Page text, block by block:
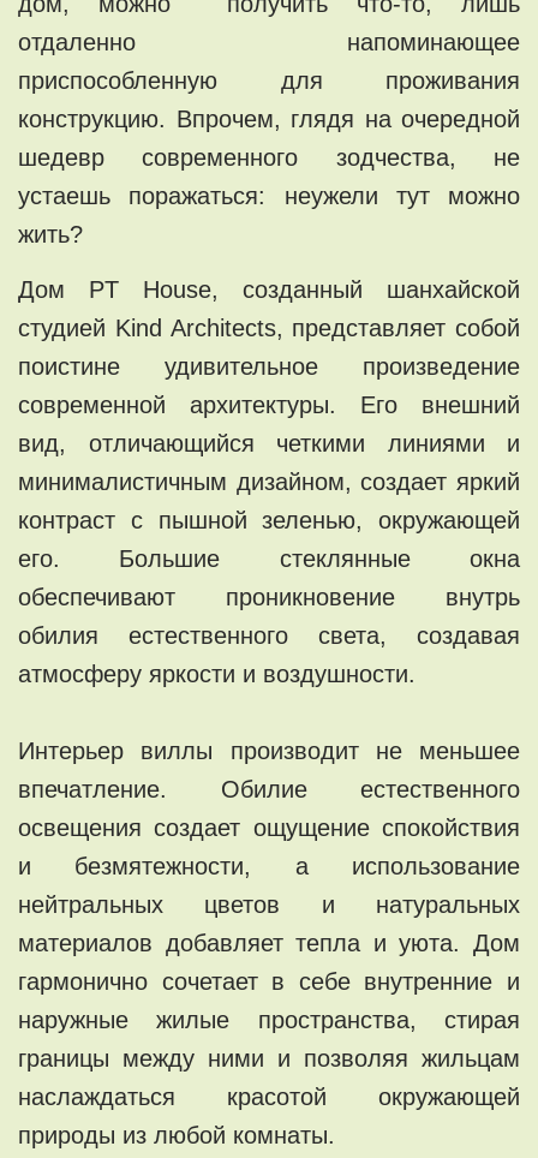
отдаленно напоминающее
приспособленную для проживания
конструкцию. Впрочем, глядя на очередной
шедевр современного зодчества, не
устаешь поражаться: неужели тут можно
жить?
Дом PT House, созданный шанхайской
студией Kind Architects, представляет собой
поистине удивительное произведение
современной архитектуры. Его внешний
вид, отличающийся четкими линиями и
минималистичным дизайном, создает яркий
контраст с пышной зеленью, окружающей
его. Большие стеклянные окна
обеспечивают проникновение внутрь
обилия естественного света, создавая
атмосферу яркости и воздушности.
Интерьер виллы производит не меньшее
впечатление. Обилие естественного
освещения создает ощущение спокойствия
и безмятежности, а использование
нейтральных цветов и натуральных
материалов добавляет тепла и уюта. Дом
гармонично сочетает в себе внутренние и
наружные жилые пространства, стирая
границы между ними и позволяя жильцам
наслаждаться красотой окружающей
природы из любой комнаты.